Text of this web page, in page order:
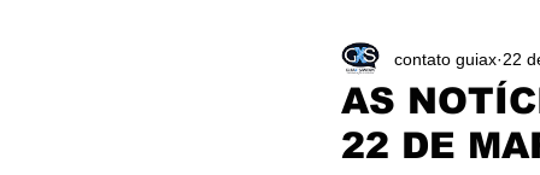
AS
22 DE
contato guiax 22